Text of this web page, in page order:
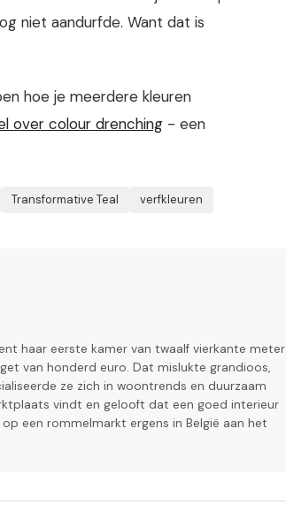
niet aandurfde. Want dat is
hoe je meerdere kleuren
over colour drenching - een
Transformative Teal verfkleuren
haar eerste kamer van twaalf vierkante meter
van honderd euro. Dat mislukte grandioos,
ze zich in woontrends en duurzaam
vindt en gelooft dat een goed interieur
een rommelmarkt ergens in België aan het